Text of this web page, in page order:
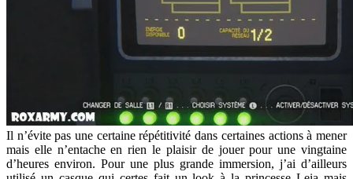
Il n’évite pas une certaine répétitivité dans certaines actions à mener
mais elle n’entache en rien le plaisir de jouer pour une vingtaine
d’heures environ. Pour une plus grande immersion, j’ai d’ailleurs